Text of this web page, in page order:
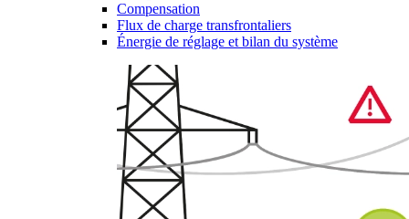
Compensation
Flux de charge transfrontaliers
Énergie de réglage et bilan du système